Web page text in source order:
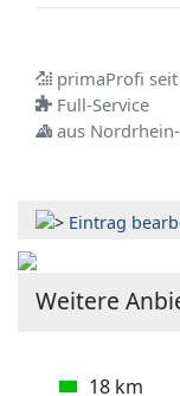
primaProfi seit
Full-Service
aus
Eintrag
Weitere
18 km